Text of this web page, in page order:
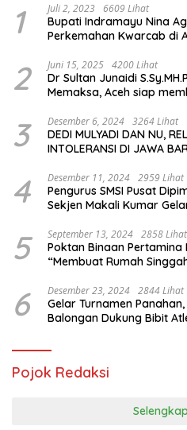
1 Juli 2, 2023 6609 Lihat
Bupati Indramayu Nina
Perkemahan Kwarcab di
2 Juni 15, 2025 4200 Lihat
Dr Sultan Junaidi
Memaksa, Aceh siap
3 Desember 6, 2024 3264 Lihat
DEDI MULYADI DAN NU,
INTOLERANSI DI JAWA
4 Desember 11, 2024 2959 Lihat
Pengurus SMSI Pusat
Sekjen Makali Kumar
5 September 13, 2024 2858 Lihat
Poktan Binaan Pertamina
“Membuat Rumah
6 Desember 23, 2024 2844 Lihat
Gelar Turnamen
Balongan Dukung Bibit
Pojok Redaksi